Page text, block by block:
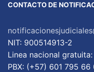
CONTACTO DE
NIT: 900514913-2
Linea nacional
PBX: (+57) 601 795 66